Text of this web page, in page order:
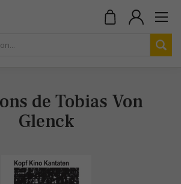
de Tobias Von
Glenck